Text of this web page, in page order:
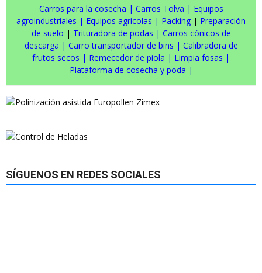
Carros para la cosecha | Carros Tolva | Equipos
agroindustriales | Equipos agrícolas | Packing | Preparación
de suelo | Trituradora de podas | Carros cónicos de
descarga | Carro transportador de bins | Calibradora de
frutos secos | Remecedor de piola | Limpia fosas |
Plataforma de cosecha y poda |
SÍGUENOS EN REDES SOCIALES